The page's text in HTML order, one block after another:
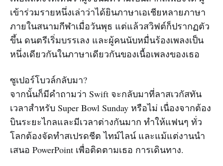
เข้าร่วมรายหนึ่งเล่าว่าได้ยินภาษาเอเชียหลายภาษา
ภายในสนามกีฬาเมื่อวันพุธ แต่แล้วสวิฟต์ก็ปรากฏตัว
ขึ้น ดนตรีเริ่มบรรเลง และผู้คนนับหมื่นร้องเพลงเป็น
หนึ่งเดียวกันในภาษาเดียวกันของเนื้อเพลงของเธอ
ซูเปอร์โบวล์กลับมา?
จากนั้นก็มีคำถามว่า Swift จะกลับมาที่ลาสเวกัสทัน
เวลาสำหรับ Super Bowl Sunday หรือไม่ เนื่องจากต้อง
บินระยะไกลและมีเวลาต่างกันมาก ทำให้แฟนๆ ทั่ว
โลกต้องจัดทำสเปรดชีต ไทม์ไลน์ และแม้แต่งานนำ
เสนอ PowerPoint เพื่อติดตามเธอ การเดินทาง.